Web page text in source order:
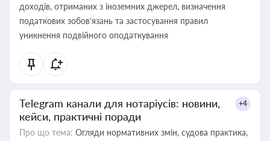
доходів, отриманих з іноземних джерел, визначення
податкових зобов’язань та застосування правил
уникнення подвійного оподаткування
Telegram канали для нотаріусів: новини,
кейси, практичні поради
+4
Про що тема: Огляди нормативних змін, судова практика,